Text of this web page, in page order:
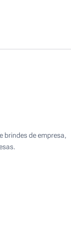
brindes de empresa,